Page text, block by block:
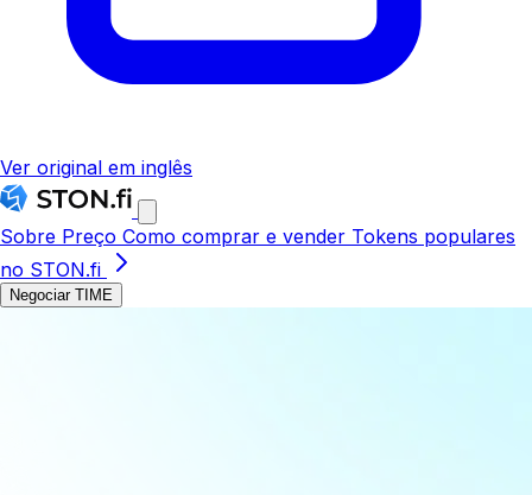
Ver original em inglês
Sobre Preço Como comprar e vender Tokens populares
no STON.fi
Negociar TIME